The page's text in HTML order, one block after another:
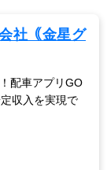
社｟金星グ
配車アプリGO
収入を実現で